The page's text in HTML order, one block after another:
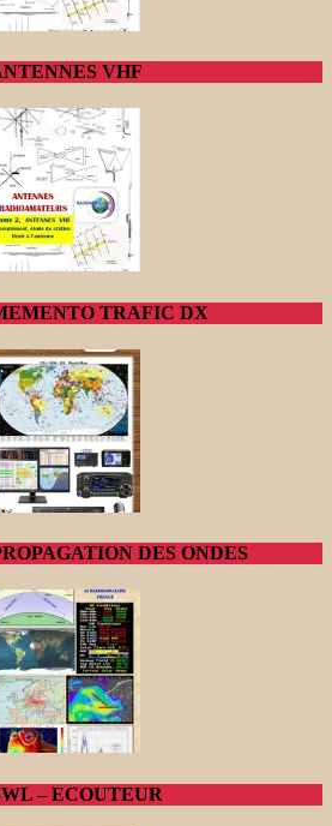
VHF
TRAFIC DX
DES ONDES
– ECOUTEUR